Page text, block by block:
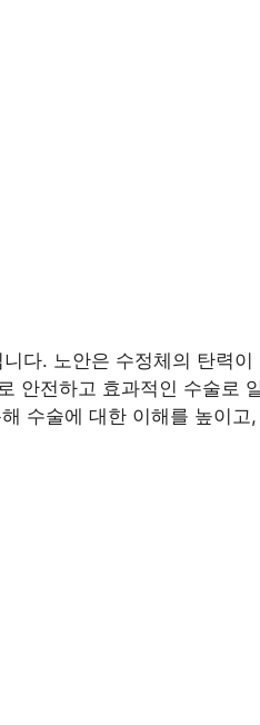
다. 노안은 수정체의 탄력
안전하고 효과적인 수술로
수술에 대한 이해를 높이